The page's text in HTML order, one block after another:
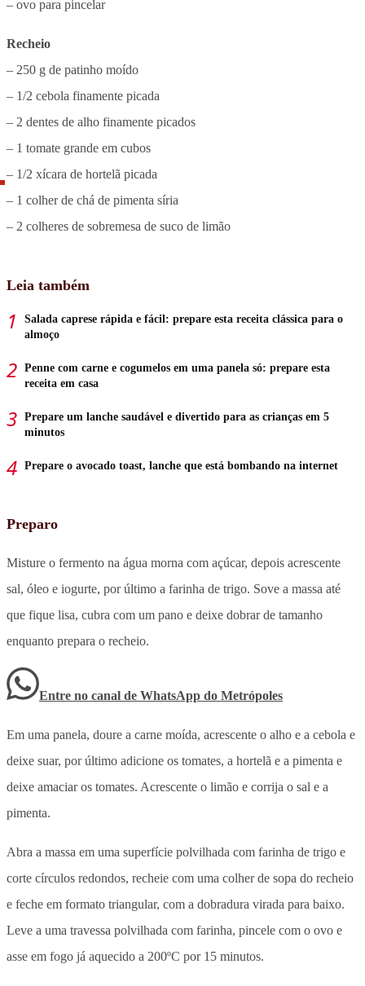
– ovo para pincelar
Recheio
– 250 g de patinho moído
– 1/2 cebola finamente picada
– 2 dentes de alho finamente picados
– 1 tomate grande em cubos
– 1/2 xícara de hortelã picada
– 1 colher de chá de pimenta síria
– 2 colheres de sobremesa de suco de limão
Leia também
Salada caprese rápida e fácil: prepare esta receita clássica para o
almoço
Penne com carne e cogumelos em uma panela só: prepare esta
receita em casa
Prepare um lanche saudável e divertido para as crianças em 5
minutos
Prepare o avocado toast, lanche que está bombando na internet
Preparo
Misture o fermento na água morna com açúcar, depois acrescente
sal, óleo e iogurte, por último a farinha de trigo. Sove a massa até
que fique lisa, cubra com um pano e deixe dobrar de tamanho
enquanto prepara o recheio.
Entre no canal de WhatsApp do Metrópoles
Em uma panela, doure a carne moída, acrescente o alho e a cebola e
deixe suar, por último adicione os tomates, a hortelã e a pimenta e
deixe amaciar os tomates. Acrescente o limão e corrija o sal e a
pimenta.
Abra a massa em uma superfície polvilhada com farinha de trigo e
corte círculos redondos, recheie com uma colher de sopa do recheio
e feche em formato triangular, com a dobradura virada para baixo.
Leve a uma travessa polvilhada com farinha, pincele com o ovo e
asse em fogo já aquecido a 200ºC por 15 minutos.